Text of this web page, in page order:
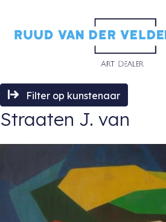
Filter op kunstenaar
Straaten J. van